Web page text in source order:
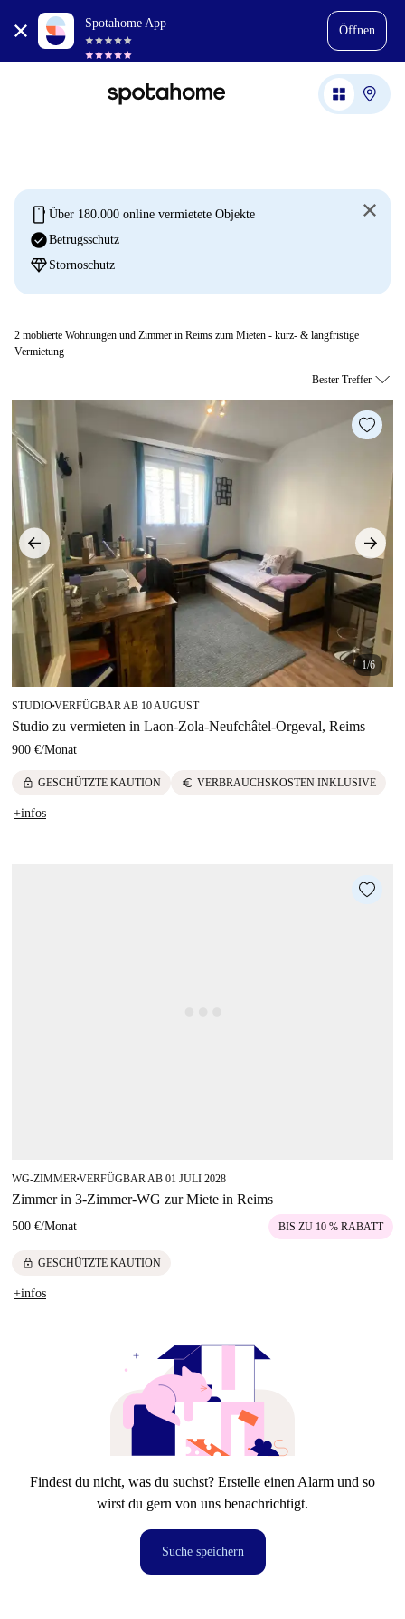
Spotahome App
Öffnen
mobile Über 180.000 online vermietete Objekte
check_circleBetrugsschutz
diamond Stornoschutz
2 möblierte Wohnungen und Zimmer in Reims zum Mieten - kurz- & langfristige
Vermietung
1/6
STUDIO■VERFÜGBAR AB 10 AUGUST
Studio zu vermieten in Laon-Zola-Neufchâtel-Orgeval, Reims
900 €/Monat
lock GESCHÜTZTE KAUTION euro VERBRAUCHSKOSTEN INKLUSIVE
+infos
WG-ZIMMER ■VERFÜGBAR AB 01 JULI 2028
Zimmer in 3-Zimmer-WG zur Miete in Reims
500 €/Monat BIS ZU 10 % RABATT
lock GESCHÜTZTE KAUTION
+infos
Findest du nicht, was du suchst? Erstelle einen Alarm und so
wirst du gern von uns benachrichtigt.
Suche speichern